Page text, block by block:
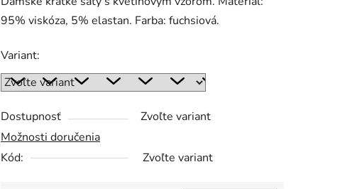
95% viskóza, 5% elastan. Farba: fuchsiová.
Variant:
Dostupnosť
Zvoľte variant
Možnosti doručenia
Kód:
Zvoľte variant